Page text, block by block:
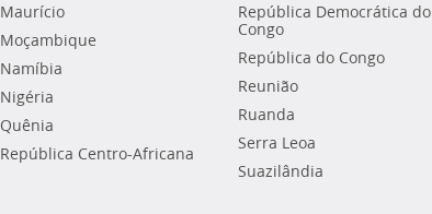
Maurício
Moçambique
Namíbia
Nigéria
Quênia
República Centro-Africana
República Democrática do
Congo
República do Congo
Reunião
Ruanda
Serra Leoa
Suazilândia